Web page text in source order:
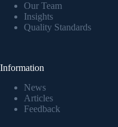
Our Team
Insights
Quality Standards
Information
News
Articles
Feedback